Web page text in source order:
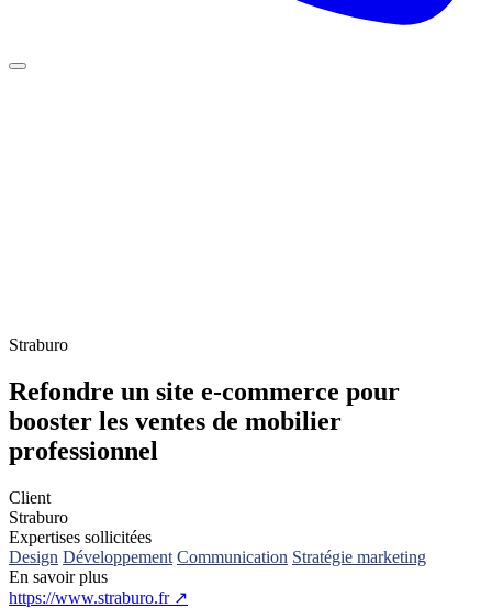
Straburo
Refondre un site e‑commerce pour
booster les ventes de mobilier
professionnel
Client
Straburo
Expertises sollicitées
Design Développement Communication Stratégie marketing
En savoir plus
https://www.straburo.fr ↗